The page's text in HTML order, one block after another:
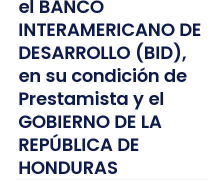
el BANCO
INTERAMERICANO DE
DESARROLLO (BID),
en su condición de
Prestamista y el
GOBIERNO DE LA
REPÚBLICA DE
HONDURAS